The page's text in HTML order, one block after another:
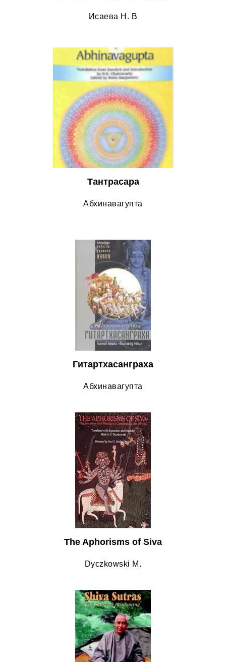
Исаева Н. В
Тантрасара
Абхинавагупта
Гитартхасанграха
Абхинавагупта
The Aphorisms of Siva
Dyczkowski M.